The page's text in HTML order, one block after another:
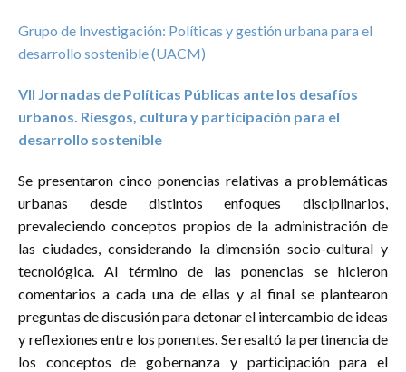
Grupo de Investigación: Políticas y gestión urbana para el
desarrollo sostenible (UACM)
VII Jornadas de Políticas Públicas ante los desafíos
urbanos. Riesgos, cultura y participación para el
desarrollo sostenible
Se presentaron cinco ponencias relativas a problemáticas
urbanas desde distintos enfoques disciplinarios,
prevaleciendo conceptos propios de la administración de
las ciudades, considerando la dimensión socio-cultural y
tecnológica. Al término de las ponencias se hicieron
comentarios a cada una de ellas y al final se plantearon
preguntas de discusión para detonar el intercambio de ideas
y reflexiones entre los ponentes. Se resaltó la pertinencia de
los conceptos de gobernanza y participación para el